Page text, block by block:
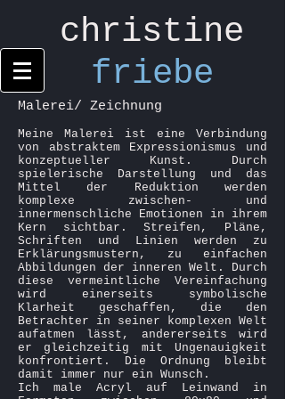
christine
friebe
Malerei/ Zeichnung
Meine Malerei ist eine Verbindung
von abstraktem Expressionismus und
konzeptueller Kunst. Durch
spielerische Darstellung und das
Mittel der Reduktion werden
komplexe zwischen- und
innermenschliche Emotionen in ihrem
Kern sichtbar. Streifen, Pläne,
Schriften und Linien werden zu
Erklärungsmustern, zu einfachen
Abbildungen der inneren Welt. Durch
diese vermeintliche Vereinfachung
wird einerseits symbolische
Klarheit geschaffen, die den
Betrachter in seiner komplexen Welt
aufatmen lässt, andererseits wird
er gleichzeitig mit Ungenauigkeit
konfrontiert. Die Ordnung bleibt
damit immer nur ein Wunsch.
Ich male Acryl auf Leinwand in